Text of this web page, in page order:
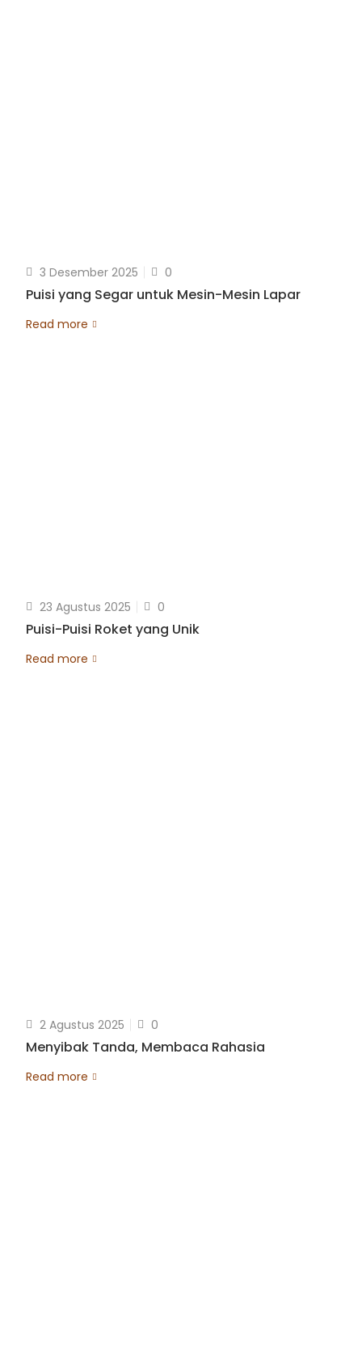
3 Desember 2025 0
Puisi yang Segar untuk Mesin-Mesin Lapar
Read more
23 Agustus 2025 0
Puisi-Puisi Roket yang Unik
Read more
2 Agustus 2025 0
Menyibak Tanda, Membaca Rahasia
Read more